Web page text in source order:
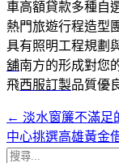
車高額貸款多種自
熱門旅遊行程造型
具有照明工程規劃
舖南方的形成對您
飛西服訂製品質優
文
章
← 淡水窗簾不滿足
中心挑選高雄黃金
搜